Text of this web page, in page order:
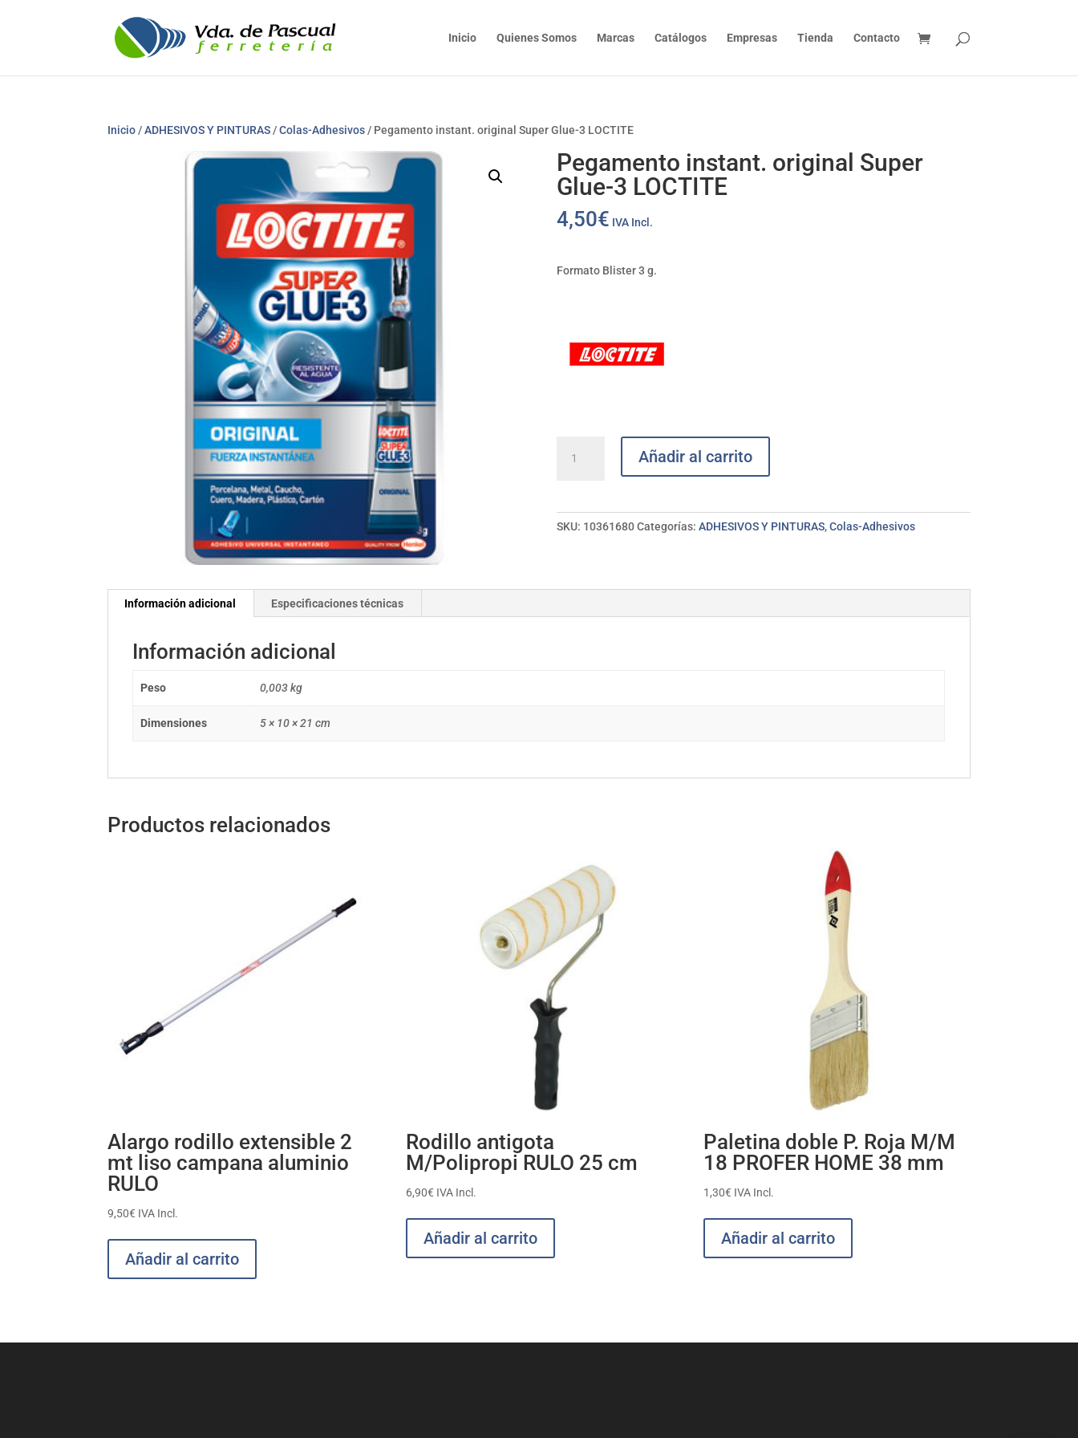
Inicio Quienes Somos Marcas Catálogos Empresas Tienda Contacto
Inicio /ADHESIVOS Y PINTURAS /Colas-Adhesivos / Pegamento instant. original Super Glue-3 LOCTITE
Pegamento instant. original Super
Glue-3 LOCTITE
4,50€ IVA Incl.
Formato Blister 3 g.
instant.
Añadir al carrito
SKU: 10361680 Categorías: ADHESIVOS Y PINTURAS,Colas-Adhesivos
Información adicional Especificaciones técnicas
Información adicional
Peso 0,003 kg
Dimensiones 5 × 10 × 21 cm
Productos relacionados
Alargo rodillo extensible 2
mt liso campana aluminio
RULO
9,50€ IVA Incl.
Añadir al carrito
Rodillo antigota
M/Polipropi RULO 25 cm
6,90€ IVA Incl.
Añadir al carrito
Paletina doble P. Roja M/M
18 PROFER HOME 38 mm
1,30€ IVA Incl.
Añadir al carrito